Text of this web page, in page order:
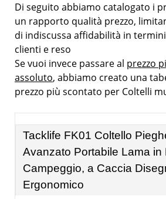
Di seguito abbiamo catalogato i
un rapporto qualità prezzo,
di indiscussa affidabilità in
clienti e reso
Se vuoi invece passare al prezzo
assoluto, abbiamo creato una
prezzo più scontato per Coltelli
Tacklife FK01 Coltello
Avanzato Portabile Lama in
Campeggio, a Caccia
Ergonomico